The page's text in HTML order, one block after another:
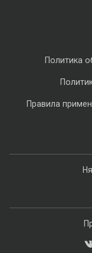
Политика
Правила